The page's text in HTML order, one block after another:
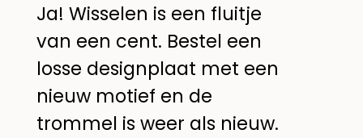
Ja! Wisselen is een fluitje
van een cent. Bestel een
losse designplaat met een
nieuw motief en de
trommel is weer als nieuw.